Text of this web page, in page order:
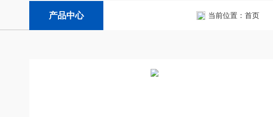
产品中心 当前位置： 首页